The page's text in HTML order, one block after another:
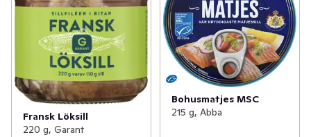
Fransk Löksill
220 g, Garant
Bohusmatjes MSC
215 g, Abba